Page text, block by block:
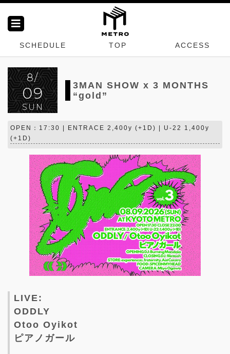
SCHEDULE TOP ACCESS
8/
09
SUN
3MAN SHOW x 3 MONTHS
“gold”
OPEN：17:30 | ENTRACE 2,400y (+1D) | U-22 1,400y
(+1D)
LIVE:
ODDLY
Otoo Oyikot
ピアノガール